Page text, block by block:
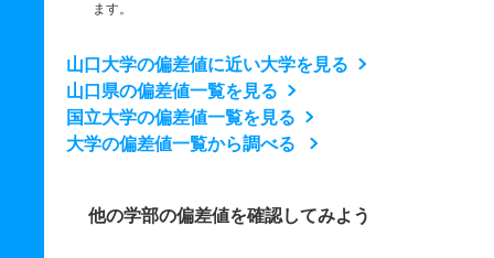
ます。
山口大学の偏差値に近い大学を見る
山口県の偏差値一覧を見る
国立大学の偏差値一覧を見る
大学の偏差値一覧から調べる
他の学部の偏差値を確認してみよう